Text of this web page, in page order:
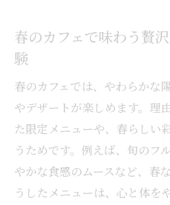
春のカフェで味わう贅
験
春のカフェでは、やわらかな
やデザートが楽しめます。理
た限定メニューや、春らしい
うためです。例えば、旬のフ
やかな食感のムースなど、春
うしたメニューは、心と体を